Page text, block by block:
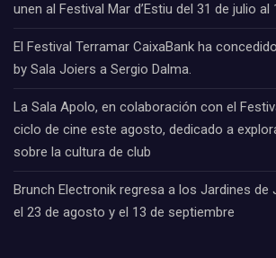
unen al Festival Mar d’Estiu del 31 de julio
El Festival Terramar CaixaBank ha
by Sala Joiers a Sergio Dalma.
La Sala Apolo, en colaboración con el
ciclo de cine este agosto, dedicado a
sobre la cultura de club
Brunch Electronik regresa a los Jardines de
el 23 de agosto y el 13 de septiembre